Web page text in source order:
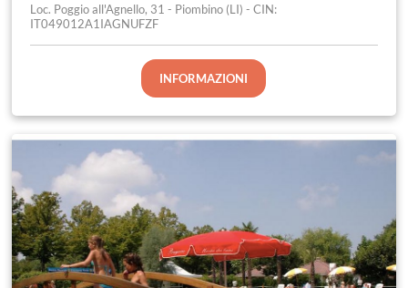
Loc. Poggio all'Agnello, 31 - Piombino (LI) - CIN:
IT049012A1IAGNUFZF
INFORMAZIONI